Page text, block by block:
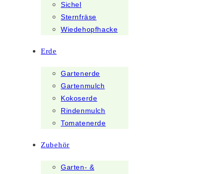
Sichel
Sternfräse
Wiedehopfhacke
Erde
Gartenerde
Gartenmulch
Kokoserde
Rindenmulch
Tomatenerde
Zubehör
Garten- &